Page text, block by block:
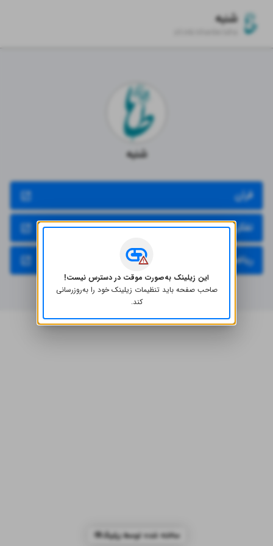
شنبه
شنبه
قرآن
تفکر و سبک زندگی
ریاضی
ساخته شده توسط
این زیلینک به‌صورت موقت در دسترس نیست!
صاحب صفحه باید تنظیمات زیلینک خود را به‌روز‌رسانی
کند.